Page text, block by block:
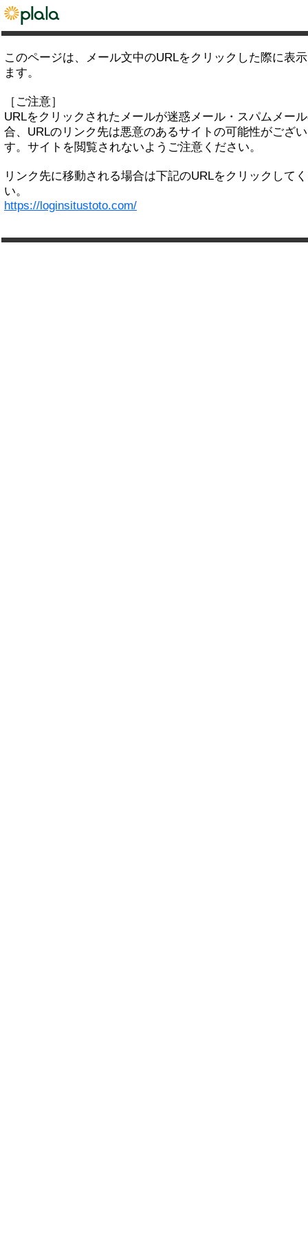
このページは、メール文中のURLをクリックした際に表
ます。
［ご注意］
URLをクリックされたメールが迷惑メール・スパムメー
合、URLのリンク先は悪意のあるサイトの可能性がござ
す。サイトを閲覧されないようご注意ください。
リンク先に移動される場合は下記のURLをクリックして
い。
https://loginsitustoto.com/